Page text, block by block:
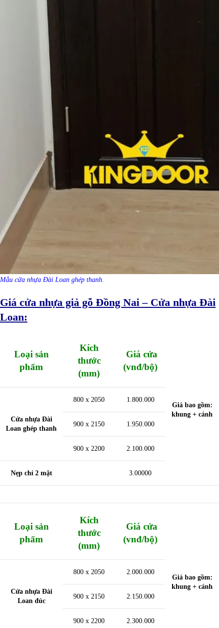
Mẫu cửa nhựa Đài Loan ghép thanh.
Giá cửa nhựa giả gỗ Đồng Nai – Cửa nhựa Đài
Loan:
Loại sản
phẩm
Kích
thước
(mm)
Giá cửa
(vnđ/bộ)
Giá bao gồm:
khung + cánh
Cửa nhựa Đài
Loan ghép thanh
800 x 2050 1.800.000
900 x 2150 1.950.000
900 x 2200 2.100.000
Nẹp chỉ 2 mặt 3.00000
Loại sản
phẩm
Kích
thước
(mm)
Giá cửa
(vnđ/bộ)
Giá bao gồm:
khung + cánh
Cửa nhựa Đài
Loan đúc
800 x 2050 2.000.000
900 x 2150 2.150.000
900 x 2200 2.300.000